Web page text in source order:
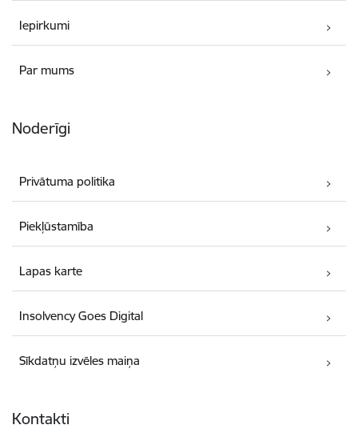
Iepirkumi
Par mums
Noderīgi
Privātuma politika
Piekļūstamība
Lapas karte
Insolvency Goes Digital
Sīkdatņu izvēles maiņa
Kontakti